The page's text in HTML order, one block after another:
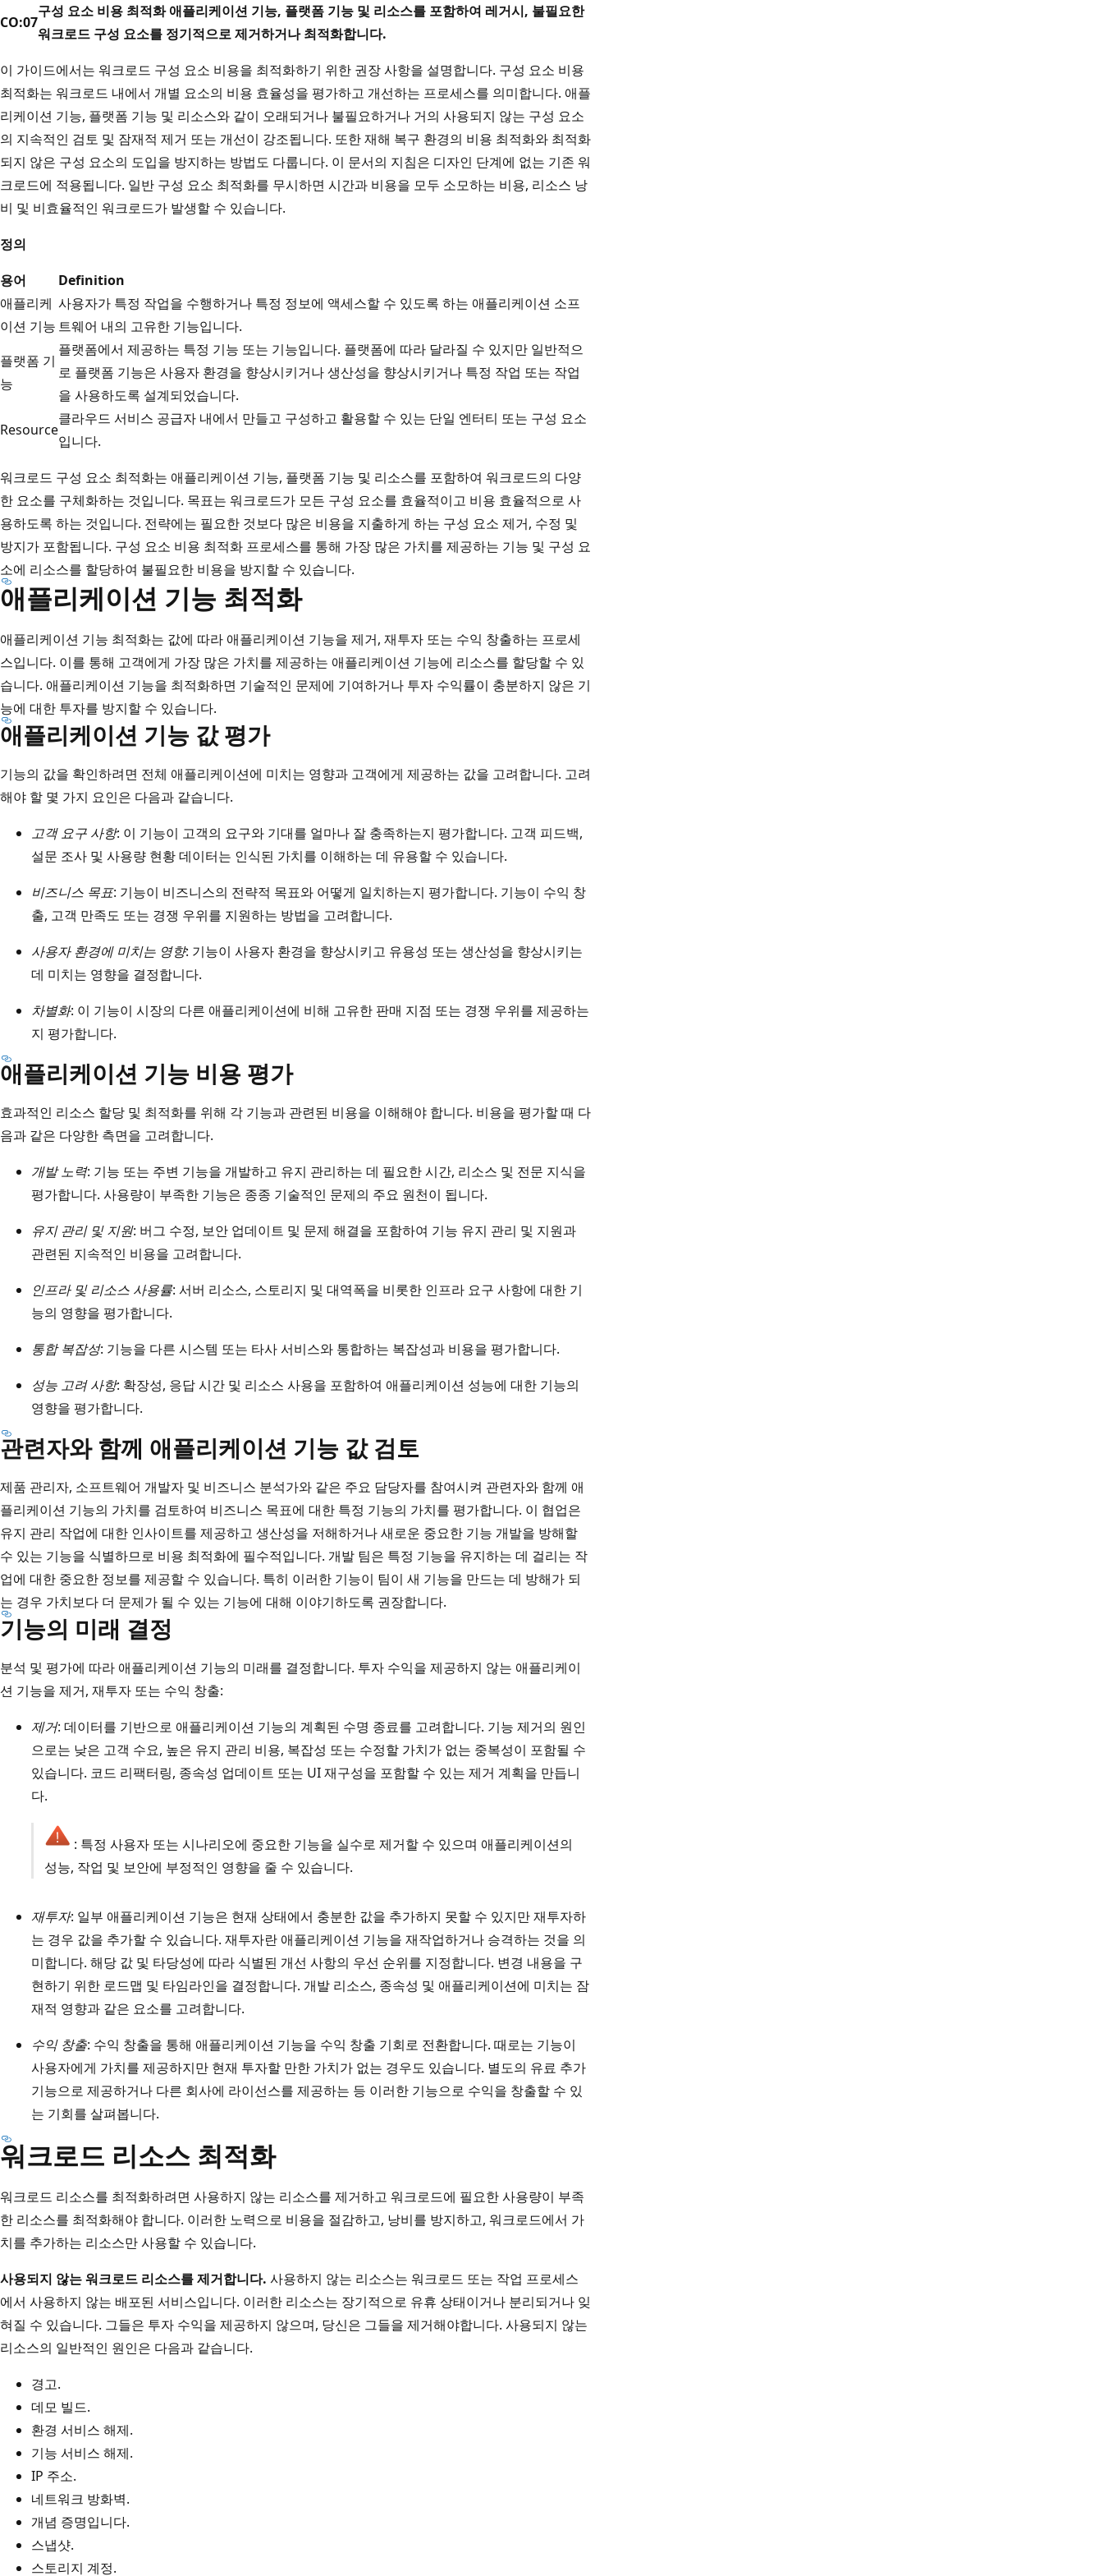
CO:07
구성 요소 비용 최적화 애플리케이션 기능, 플랫폼 기능 및 리소스를 포함하여 레거시, 불필요한
워크로드 구성 요소를 정기적으로 제거하거나 최적화합니다.
이 가이드에서는 워크로드 구성 요소 비용을 최적화하기 위한 권장 사항을 설명합니다. 구성 요소 비용
최적화는 워크로드 내에서 개별 요소의 비용 효율성을 평가하고 개선하는 프로세스를 의미합니다. 애플
리케이션 기능, 플랫폼 기능 및 리소스와 같이 오래되거나 불필요하거나 거의 사용되지 않는 구성 요소
의 지속적인 검토 및 잠재적 제거 또는 개선이 강조됩니다. 또한 재해 복구 환경의 비용 최적화와 최적화
되지 않은 구성 요소의 도입을 방지하는 방법도 다룹니다. 이 문서의 지침은 디자인 단계에 없는 기존 워
크로드에 적용됩니다. 일반 구성 요소 최적화를 무시하면 시간과 비용을 모두 소모하는 비용, 리소스 낭
비 및 비효율적인 워크로드가 발생할 수 있습니다.
정의
용어
Definition
애플리케
이션 기능
사용자가 특정 작업을 수행하거나 특정 정보에 액세스할 수 있도록 하는 애플리케이션 소프
트웨어 내의 고유한 기능입니다.
플랫폼 기
능
플랫폼에서 제공하는 특정 기능 또는 기능입니다. 플랫폼에 따라 달라질 수 있지만 일반적으
로 플랫폼 기능은 사용자 환경을 향상시키거나 생산성을 향상시키거나 특정 작업 또는 작업
을 사용하도록 설계되었습니다.
Resource
클라우드 서비스 공급자 내에서 만들고 구성하고 활용할 수 있는 단일 엔터티 또는 구성 요소
입니다.
워크로드 구성 요소 최적화는 애플리케이션 기능, 플랫폼 기능 및 리소스를 포함하여 워크로드의 다양
한 요소를 구체화하는 것입니다. 목표는 워크로드가 모든 구성 요소를 효율적이고 비용 효율적으로 사
용하도록 하는 것입니다. 전략에는 필요한 것보다 많은 비용을 지출하게 하는 구성 요소 제거, 수정 및
방지가 포함됩니다. 구성 요소 비용 최적화 프로세스를 통해 가장 많은 가치를 제공하는 기능 및 구성 요
소에 리소스를 할당하여 불필요한 비용을 방지할 수 있습니다.
애플리케이션 기능 최적화
애플리케이션 기능 최적화는 값에 따라 애플리케이션 기능을 제거, 재투자 또는 수익 창출하는 프로세
스입니다. 이를 통해 고객에게 가장 많은 가치를 제공하는 애플리케이션 기능에 리소스를 할당할 수 있
습니다. 애플리케이션 기능을 최적화하면 기술적인 문제에 기여하거나 투자 수익률이 충분하지 않은 기
능에 대한 투자를 방지할 수 있습니다.
애플리케이션 기능 값 평가
기능의 값을 확인하려면 전체 애플리케이션에 미치는 영향과 고객에게 제공하는 값을 고려합니다. 고려
해야 할 몇 가지 요인은 다음과 같습니다.
고객 요구 사항: 이 기능이 고객의 요구와 기대를 얼마나 잘 충족하는지 평가합니다. 고객 피드백,
설문 조사 및 사용량 현황 데이터는 인식된 가치를 이해하는 데 유용할 수 있습니다.
비즈니스 목표: 기능이 비즈니스의 전략적 목표와 어떻게 일치하는지 평가합니다. 기능이 수익 창
출, 고객 만족도 또는 경쟁 우위를 지원하는 방법을 고려합니다.
사용자 환경에 미치는 영향: 기능이 사용자 환경을 향상시키고 유용성 또는 생산성을 향상시키는
데 미치는 영향을 결정합니다.
차별화: 이 기능이 시장의 다른 애플리케이션에 비해 고유한 판매 지점 또는 경쟁 우위를 제공하는
지 평가합니다.
애플리케이션 기능 비용 평가
효과적인 리소스 할당 및 최적화를 위해 각 기능과 관련된 비용을 이해해야 합니다. 비용을 평가할 때 다
음과 같은 다양한 측면을 고려합니다.
개발 노력: 기능 또는 주변 기능을 개발하고 유지 관리하는 데 필요한 시간, 리소스 및 전문 지식을
평가합니다. 사용량이 부족한 기능은 종종 기술적인 문제의 주요 원천이 됩니다.
유지 관리 및 지원: 버그 수정, 보안 업데이트 및 문제 해결을 포함하여 기능 유지 관리 및 지원과
관련된 지속적인 비용을 고려합니다.
인프라 및 리소스 사용률: 서버 리소스, 스토리지 및 대역폭을 비롯한 인프라 요구 사항에 대한 기
능의 영향을 평가합니다.
통합 복잡성: 기능을 다른 시스템 또는 타사 서비스와 통합하는 복잡성과 비용을 평가합니다.
성능 고려 사항: 확장성, 응답 시간 및 리소스 사용을 포함하여 애플리케이션 성능에 대한 기능의
영향을 평가합니다.
관련자와 함께 애플리케이션 기능 값 검토
제품 관리자, 소프트웨어 개발자 및 비즈니스 분석가와 같은 주요 담당자를 참여시켜 관련자와 함께 애
플리케이션 기능의 가치를 검토하여 비즈니스 목표에 대한 특정 기능의 가치를 평가합니다. 이 협업은
유지 관리 작업에 대한 인사이트를 제공하고 생산성을 저해하거나 새로운 중요한 기능 개발을 방해할
수 있는 기능을 식별하므로 비용 최적화에 필수적입니다. 개발 팀은 특정 기능을 유지하는 데 걸리는 작
업에 대한 중요한 정보를 제공할 수 있습니다. 특히 이러한 기능이 팀이 새 기능을 만드는 데 방해가 되
는 경우 가치보다 더 문제가 될 수 있는 기능에 대해 이야기하도록 권장합니다.
기능의 미래 결정
분석 및 평가에 따라 애플리케이션 기능의 미래를 결정합니다. 투자 수익을 제공하지 않는 애플리케이
션 기능을 제거, 재투자 또는 수익 창출:
제거: 데이터를 기반으로 애플리케이션 기능의 계획된 수명 종료를 고려합니다. 기능 제거의 원인
으로는 낮은 고객 수요, 높은 유지 관리 비용, 복잡성 또는 수정할 가치가 없는 중복성이 포함될 수
있습니다. 코드 리팩터링, 종속성 업데이트 또는 UI 재구성을 포함할 수 있는 제거 계획을 만듭니
다.
: 특정 사용자 또는 시나리오에 중요한 기능을 실수로 제거할 수 있으며 애플리케이션의
성능, 작업 및 보안에 부정적인 영향을 줄 수 있습니다.
재투자: 일부 애플리케이션 기능은 현재 상태에서 충분한 값을 추가하지 못할 수 있지만 재투자하
는 경우 값을 추가할 수 있습니다. 재투자란 애플리케이션 기능을 재작업하거나 승격하는 것을 의
미합니다. 해당 값 및 타당성에 따라 식별된 개선 사항의 우선 순위를 지정합니다. 변경 내용을 구
현하기 위한 로드맵 및 타임라인을 결정합니다. 개발 리소스, 종속성 및 애플리케이션에 미치는 잠
재적 영향과 같은 요소를 고려합니다.
수익 창출: 수익 창출을 통해 애플리케이션 기능을 수익 창출 기회로 전환합니다. 때로는 기능이
사용자에게 가치를 제공하지만 현재 투자할 만한 가치가 없는 경우도 있습니다. 별도의 유료 추가
기능으로 제공하거나 다른 회사에 라이선스를 제공하는 등 이러한 기능으로 수익을 창출할 수 있
는 기회를 살펴봅니다.
워크로드 리소스 최적화
워크로드 리소스를 최적화하려면 사용하지 않는 리소스를 제거하고 워크로드에 필요한 사용량이 부족
한 리소스를 최적화해야 합니다. 이러한 노력으로 비용을 절감하고, 낭비를 방지하고, 워크로드에서 가
치를 추가하는 리소스만 사용할 수 있습니다.
사용되지 않는 워크로드 리소스를 제거합니다. 사용하지 않는 리소스는 워크로드 또는 작업 프로세스
에서 사용하지 않는 배포된 서비스입니다. 이러한 리소스는 장기적으로 유휴 상태이거나 분리되거나 잊
혀질 수 있습니다. 그들은 투자 수익을 제공하지 않으며, 당신은 그들을 제거해야합니다. 사용되지 않는
리소스의 일반적인 원인은 다음과 같습니다.
경고.
데모 빌드.
환경 서비스 해제.
기능 서비스 해제.
IP 주소.
네트워크 방화벽.
개념 증명입니다.
스냅샷.
스토리지 계정.